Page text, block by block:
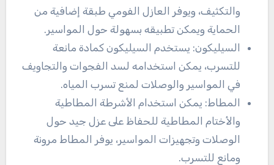
والتكثيف، ويوفر العازل الفومي طبقة إضافية من
الحماية ويمكن تطبيقه بسهولة حول المواسير.
السيليكون: يستخدم السيليكون كمادة مانعة
للتسرب، يمكن استخدامه لسد الفجوات والتجاويف
في المواسير والوصلات لمنع تسرب المياه.
المطاط: يمكن استخدام الأشرطة المطاطية
والأختام المطاطية للحفاظ على عزل جيد حول
الوصلات وتجهيزات المواسير، يوفر المطاط مرونة
ومانع للتسرب.